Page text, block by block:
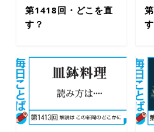
第1418回・どこを直
す？